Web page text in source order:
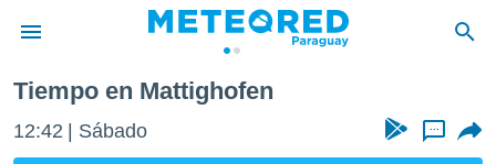
de
Tiempo en Mattighofen
12:42 Sábado ...